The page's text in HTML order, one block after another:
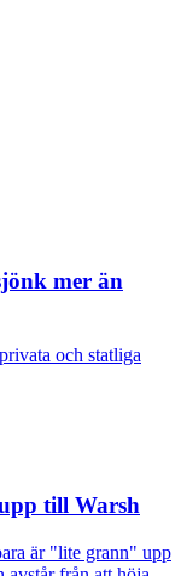
mer än
och statliga
till Warsh
är "lite grann" upp